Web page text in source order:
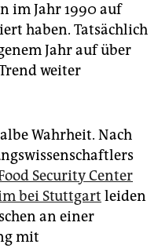
im Jahr 1990 auf
haben. Tatsächlich
Jahr auf über
weiter
Wahrheit. Nach
Security Center
bei Stuttgart leiden
an einer
mit